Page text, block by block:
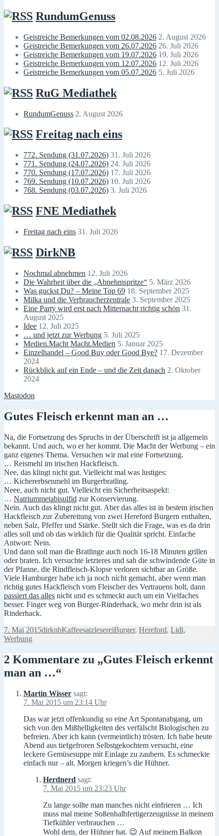
RundumGenuss
Geistreiche Bemerkungen vom 02.08.2026 2. August 2026
Geistreiche Bemerkungen vom 26.07.2026 26. Juli 2026
Geistreiche Bemerkungen vom 19.07.2026 19. Juli 2026
Geistreiche Bemerkungen vom 12.07.2026 12. Juli 2026
Geistreiche Bemerkungen vom 05.07.2026 5. Juli 2026
RuG Mediathek
RundumGenuss 2. August 2026
Freitag nach eins
772. Sendung (31.07.2026) 31. Juli 2026
771. Sendung (24.07.2026) 24. Juli 2026
770. Sendung (17.07.2026) 17. Juli 2026
769. Sendung (10.07.2026) 10. Juli 2026
768. Sendung (03.07.2026) 3. Juli 2026
FNE Mediathek
Freitag nach eins 31. Juli 2026
DirkNB
Nochmal abnehmen 12. Juli 2026
Die Wahrheit über die „Abnehmspritze“ 5. März 2026
Was guckst Du? – Meine Top 69 18. September 2025
Milka und die Verbraucherzentrale 3. September 2025
Eine Party wird erst nach Mitternacht richtig schön 31.
August 2025
Idee 12. Juli 2025
… und jetzt zur Werbung 5. Juli 2025
Medien.Macht Macht.Medien 5. Januar 2025
Einzelhandel – Good Buy oder Good Bye? 17. Dezember
2024
Rückblick auf ein Ende – und die Zeit danach 2. Oktober
2024
Mastodon
Gutes Fleisch erkennt man an …
Na, die Fortsetzung des Spruchs in der Überschrift ist ja allgemein
bekannt. Und auch, wo er her kommt. Die Macht der Werbung – ein
ganz eigenes Thema. Versuchen wir mal eine Fortsetzung.
… Reismehl im irischen Hackfleisch.
Nee, das klingt nicht gut. Vielleicht mal was lustiges:
… Kichererbsenmehl im Burgerbratling.
Neee, auch nicht gut. Vielleicht ein Sicherheitsaspekt:
… Natriummetabisulfid zur Konservierung.
Nein. Auch das klingt nicht gut. Aber das alles ist in bestem irischen
Hackfleisch zur Zubereitung von zwei Hereford Burgern enthalten,
neben Salz, Pfeffer und Stärke. Stellt sich die Frage, was es da drin
alles soll und ob das wirklich für die Qualität spricht. Einfache
Antwort: Nein.
Und dann soll man die Bratlinge auch noch 16-18 Minuten grillen
oder braten. Ich versuchte letzteres und sah die schwindende Güte in
der Pfanne, die Rindfleisch-Klopse verloren sichtbar an Größe.
Viele Hamburger habe ich ja noch nicht gemacht, aber wenn man
richtig gutes Hackfleisch vom Fleischer des Vertrauens holt, dann
passiert das alles nicht und es schmeckt auch um ein Vielfaches
besser. Finger weg von Burger-Rinderhack, wo mehr drin ist als
Rinderhack.
Veröffentlicht
am
7. Mai 2015Autor
dirknbKategorien
KaffeesatzlesereiSchlagwörter
Burger, Hereford, Lidl,
Werbung
2 Kommentare zu „Gutes Fleisch erkennt
man an …“
Martin Wisser sagt:
7. Mai 2015 um 23:14 Uhr
Das war jetzt offenkundig so eine Art Spontanabgang, um
sich von den Mißhelligkeiten des verfälscht Biologischen zu
befreien. Aber ich kann (vermeintlich) trösten. Ich habe heute
Abend aus tiefgefroren Selbstgekochtem versucht, eine
leckere Gemüsesuppe mit Einlage zu zaubern. Es schmeckte
einfach nur – alt. Morgen kriegen’s die Hühner.
Herdnerd sagt:
7. Mai 2015 um 23:23 Uhr
Zu lange sollte man manches nicht einfrieren … Ich
muss mal meine Soßenhalbfertigerzeugnisse in meinem
Tiefkühler verbrauchen …
Wohl dem, der Hühner hat. 😉 Auf meinem Balkon